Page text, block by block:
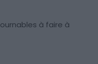
à faire à